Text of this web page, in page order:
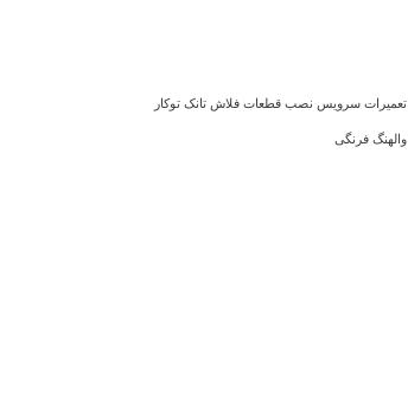
تعمیرات سرویس نصب قطعات فلاش تانک توکار
والهنگ فرنگی